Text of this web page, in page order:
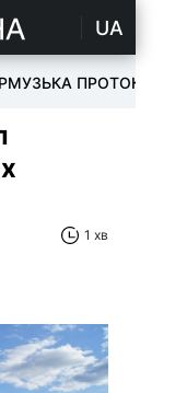
UA
ПРОТОКА
1 хв